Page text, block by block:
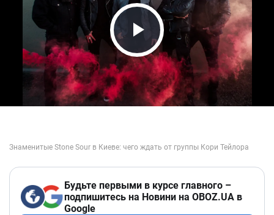
Play Video
Будьте первыми в курсе главного –
подпишитесь на Новини на OBOZ.UA в
Google